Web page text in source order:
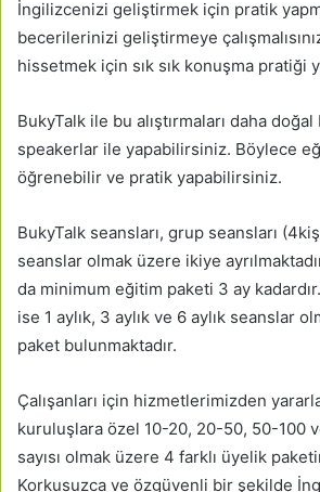
İngilizcenizi geliştirmek için pratik
becerilerinizi geliştirmeye
hissetmek için sık sık konuşma pratiği
BukyTalk ile bu alıştırmaları daha
speakerlar ile yapabilirsiniz. Böylece
öğrenebilir ve pratik yapabilirsiniz.
BukyTalk seansları, grup seansları
seanslar olmak üzere ikiye
da minimum eğitim paketi 3 ay
ise 1 aylık, 3 aylık ve 6 aylık seanslar
paket bulunmaktadır.
Çalışanları için hizmetlerimizden
kuruluşlara özel 10-20, 20-50, 50-100
sayısı olmak üzere 4 farklı üyelik
Korkusuzca ve özgüvenli bir şekilde